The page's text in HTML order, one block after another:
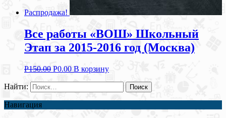
Распродажа!
Все работы «ВОШ» Школьный
Этап за 2015-2016 год (Москва)
Р150.00 Р0.00 В корзину
Найти:
Навигация